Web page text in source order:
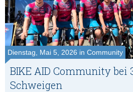
Dienstag, Mai 5, 2026 in Community
BIKE AID Community bei
Schweigen